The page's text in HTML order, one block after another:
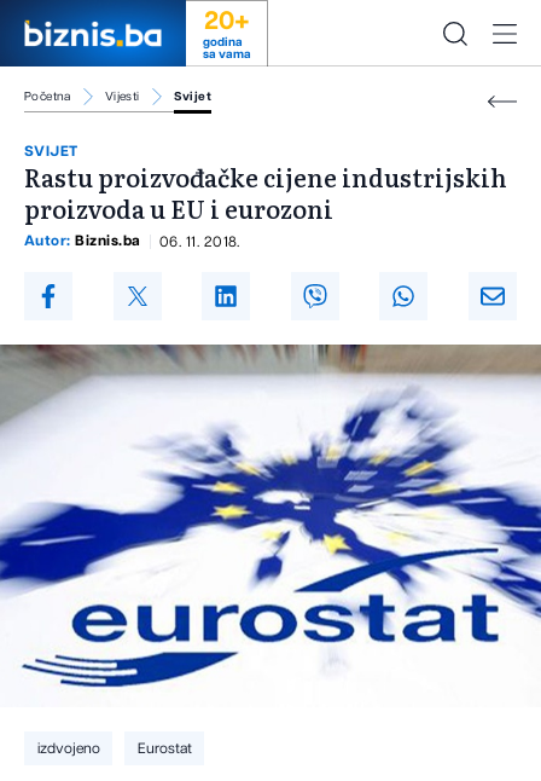
20+
godina
sa vama
Početna Vijesti Svijet
SVIJET
Rastu proizvođačke cijene industrijskih
proizvoda u EU i eurozoni
Autor: Biznis.ba 06. 11. 2018.
izdvojeno Eurostat